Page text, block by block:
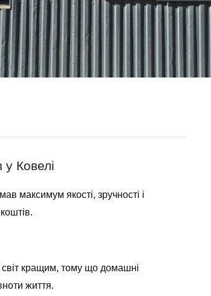
Ковелі
максимум якості, зручності і
світ кращим, тому що домашні
життя.